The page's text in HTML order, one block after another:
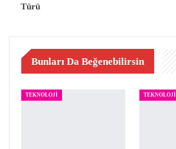
Türü
Bunları Da Beğenebilirsin
TEKNOLOJI TEKNOLOJI